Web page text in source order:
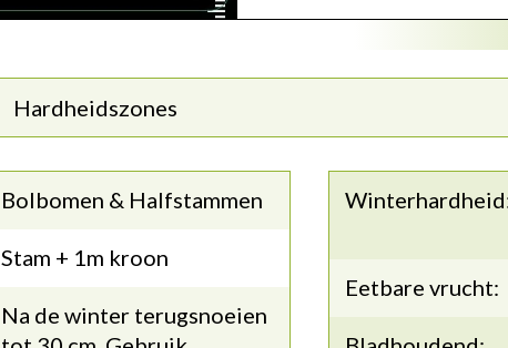
Hardheidszones
Bolbomen & Halfstammen
Stam + 1m kroon
Na de winter terugsnoeien
Eetbare vrucht: